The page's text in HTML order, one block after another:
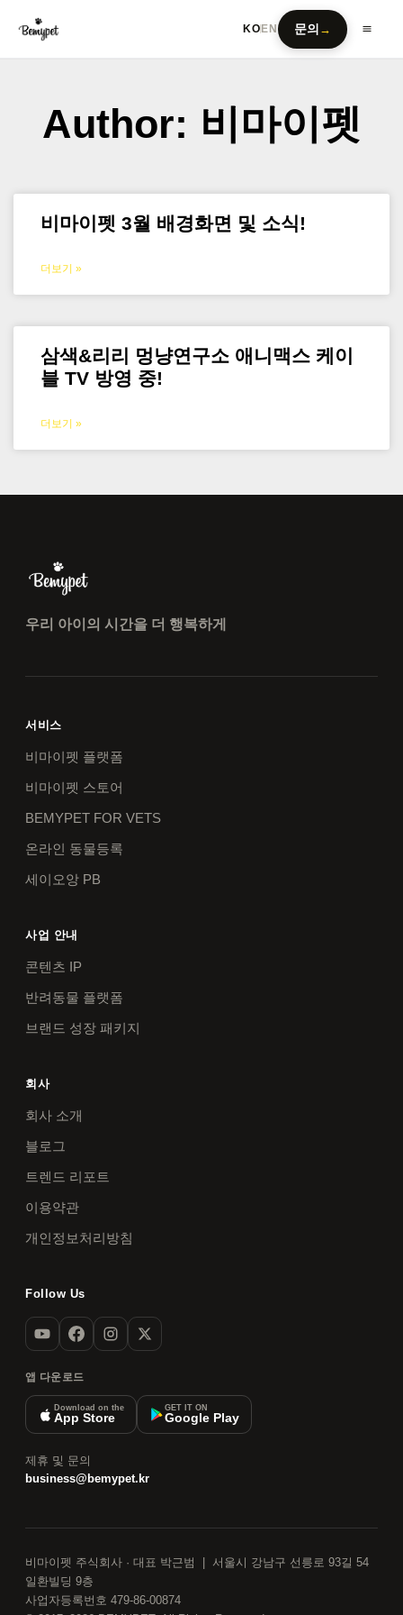
KO EN 문의 →
Author: 비마이펫
비마이펫 3월 배경화면 및 소식!
더보기 »
삼색&리리 멍냥연구소 애니맥스 케이
블 TV 방영 중!
더보기 »
우리 아이의 시간을 더 행복하게
서비스
비마이펫 플랫폼
비마이펫 스토어
BEMYPET FOR VETS
온라인 동물등록
세이오앙 PB
사업 안내
콘텐츠 IP
반려동물 플랫폼
브랜드 성장 패키지
회사
회사 소개
블로그
트렌드 리포트
이용약관
개인정보처리방침
Follow Us
앱 다운로드
Download on the
App Store
GET IT ON
Google Play
제휴 및 문의
business@bemypet.kr
비마이펫 주식회사 · 대표 박근범 | 서울시 강남구 선릉로 93길 54
일환빌딩 9층
사업자등록번호 479-86-00874